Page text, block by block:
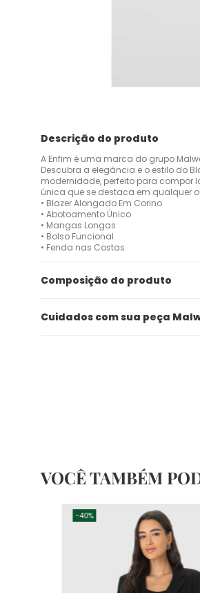
Descrição do produto
A Enfim é uma marca do grupo
Descubra a elegância e o estilo do
modernidade, perfeito para compor
única que se destaca em qualquer
• Blazer Alongado Em Corino
• Abotoamento Único
• Mangas Longas
• Bolso Funcional
• Fenda nas Costas
Composição do produto
Cuidados com sua peça
VOCÊ TAMBÉM
-40%